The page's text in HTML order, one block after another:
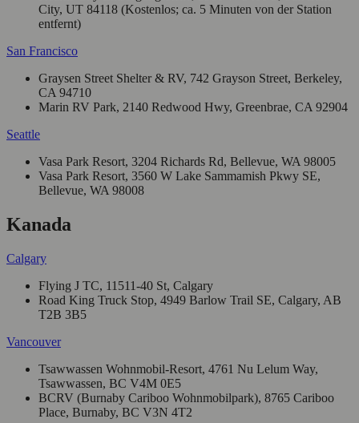
City, UT 84118 (Kostenlos; ca. 5 Minuten von der Station
entfernt)
San Francisco
Graysen Street Shelter & RV, 742 Grayson Street, Berkeley,
CA 94710
Marin RV Park, 2140 Redwood Hwy, Greenbrae, CA 92904
Seattle
Vasa Park Resort, 3204 Richards Rd, Bellevue, WA 98005
Vasa Park Resort, 3560 W Lake Sammamish Pkwy SE,
Bellevue, WA 98008
Kanada
Calgary
Flying J TC, 11511-40 St, Calgary
Road King Truck Stop, 4949 Barlow Trail SE, Calgary, AB
T2B 3B5
Vancouver
Tsawwassen Wohnmobil‑Resort, 4761 Nu Lelum Way,
Tsawwassen, BC V4M 0E5
BCRV (Burnaby Cariboo Wohnmobilpark), 8765 Cariboo
Place, Burnaby, BC V3N 4T2